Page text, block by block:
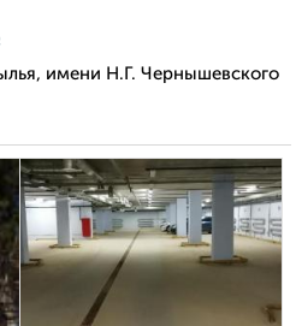
имени Н.Г. Чернышевского